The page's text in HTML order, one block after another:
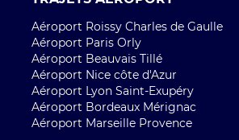
Aéroport Roissy Charles de Gaulle
Aéroport Paris Orly
Aéroport Beauvais Tillé
Aéroport Nice côte d'Azur
Aéroport Lyon Saint-Exupéry
Aéroport Bordeaux Mérignac
Aéroport Marseille Provence